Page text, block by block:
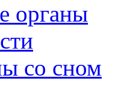
органы
со сном